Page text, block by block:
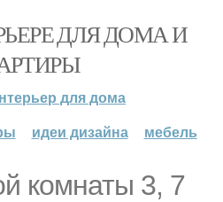
ДЛЯ ДОМА И
для дома
идеи дизайна мебель
комнаты 3, 7